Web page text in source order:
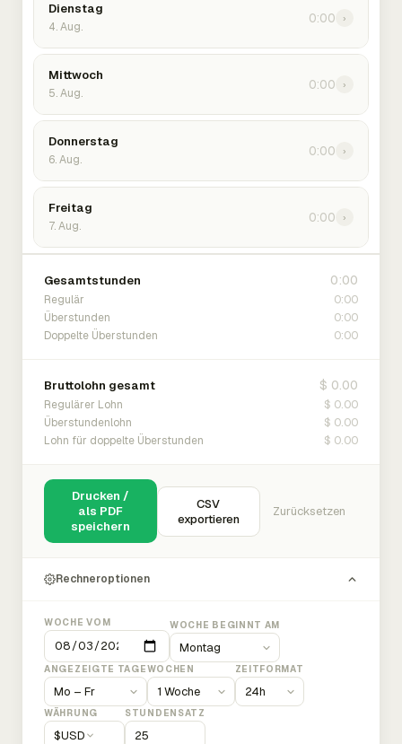
Dienstag
4. Aug.
0:00 ›
Mittwoch
5. Aug.
0:00 ›
Donnerstag
6. Aug.
0:00 ›
Freitag
7. Aug.
0:00 ›
Gesamtstunden 0:00
Regulär 0:00
Überstunden 0:00
Doppelte Überstunden 0:00
Bruttolohn gesamt $ 0.00
Regulärer Lohn $ 0.00
Überstundenlohn $ 0.00
Lohn für doppelte Überstunden $ 0.00
Drucken /
als PDF
speichern
CSV
exportieren
Zurücksetzen
Rechneroptionen
WOCHE VOM WOCHE BEGINNT AM
ANGEZEIGTE TAGEWOCHEN ZEITFORMAT
WÄHRUNG
$USD
STUNDENSATZ